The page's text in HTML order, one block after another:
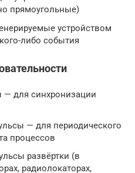
прямоугольные)
устройством
либо события
для синхронизации
— для периодического
процессов
развёртки (в
радиолокаторах,